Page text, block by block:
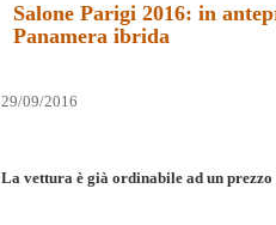
Salone Parigi 2016: in
Panamera ibrida
29/09/2016
La vettura è già ordinabile ad un